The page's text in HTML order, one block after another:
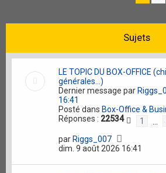
Sujets
LE TOPIC DU BOX-OFFICE
générales...)
Dernier message par
16:41
Posté dans Box-Office &
Réponses : 22534 1
par Riggs_007
dim. 9 août 2026 16:41